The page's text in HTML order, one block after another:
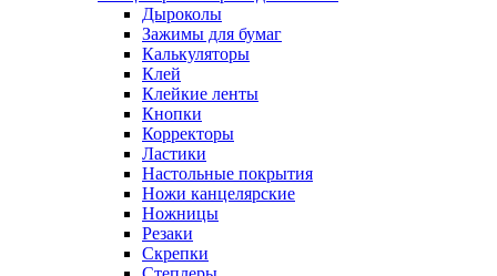
Дыроколы
Зажимы для бумаг
Калькуляторы
Клей
Клейкие ленты
Кнопки
Корректоры
Ластики
Настольные покрытия
Ножи канцелярские
Ножницы
Резаки
Скрепки